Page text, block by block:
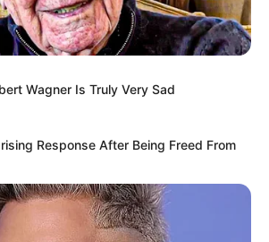
yang Bikin
Wagner Is Truly Very Sad
Response After Being Freed From